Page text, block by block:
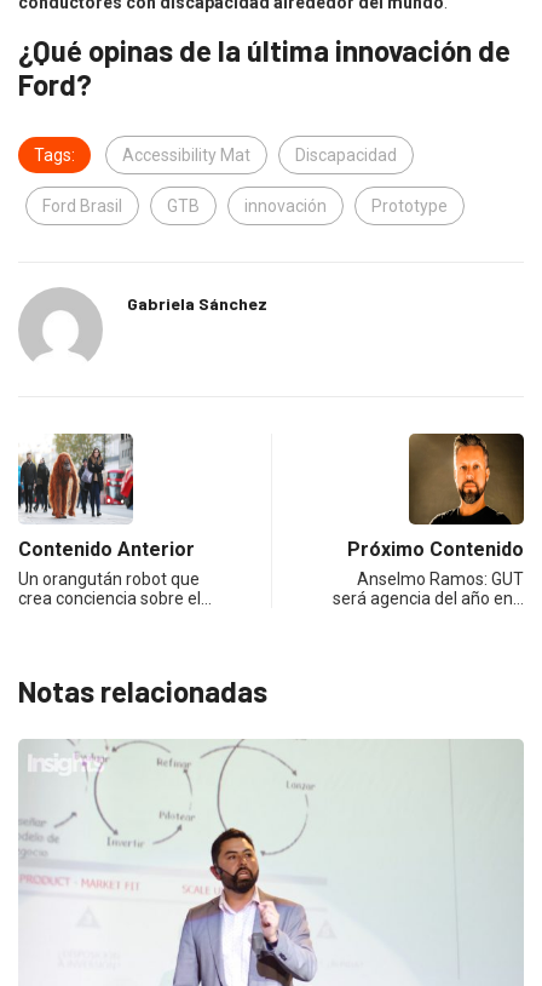
¿Qué opinas de la última innovación de
Ford?
Tags: Accessibility Mat Discapacidad
Ford Brasil GTB innovación Prototype
Gabriela Sánchez
Contenido Anterior
Un orangután robot que
crea conciencia sobre el…
Próximo Contenido
Anselmo Ramos: GUT
será agencia del año en…
Notas relacionadas